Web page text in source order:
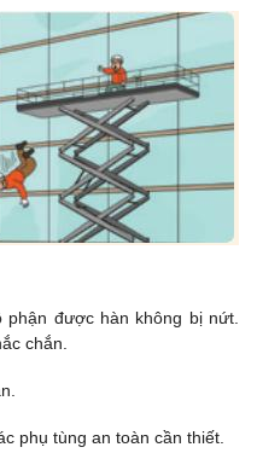
được hàn không bị nứt.
chắn.
tùng an toàn cần thiết.